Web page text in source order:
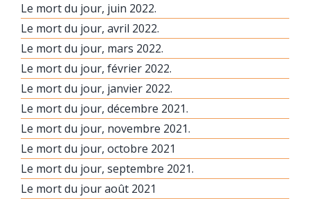
Le mort du jour, juin 2022.
Le mort du jour, avril 2022.
Le mort du jour, mars 2022.
Le mort du jour, février 2022.
Le mort du jour, janvier 2022.
Le mort du jour, décembre 2021.
Le mort du jour, novembre 2021.
Le mort du jour, octobre 2021
Le mort du jour, septembre 2021.
Le mort du jour août 2021